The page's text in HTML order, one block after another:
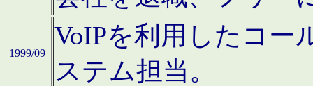
1999/09
VoIPを利用したコー
ステム担当。